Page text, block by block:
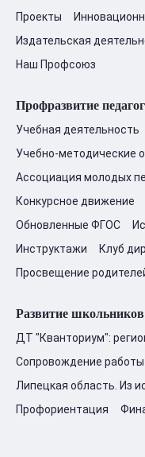
Проекты
Издательская
Наш Профсоюз
Профразвитие
Учебная деятельность
Учебно-методические
Ассоциация молодых
Конкурсное движение
Обновленные ФГОС
Инструктажи
Клуб
Просвещение
Развитие школьников
ДТ "Кванториум":
Сопровождение
Липецкая область. Из
Профориентация